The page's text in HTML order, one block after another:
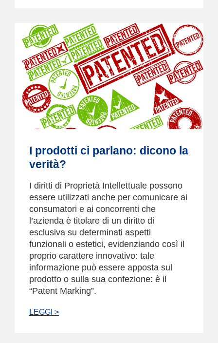
I prodotti ci parlano: dicono la
verità?
I diritti di Proprietà Intellettuale possono
essere utilizzati anche per comunicare ai
consumatori e ai concorrenti che
l’azienda è titolare di un diritto di
esclusiva su determinati aspetti
funzionali o estetici, evidenziando così il
proprio carattere innovativo: tale
informazione può essere apposta sul
prodotto o sulla sua confezione: è il
“Patent Marking”.
LEGGI >